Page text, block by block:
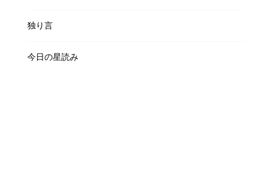
独り言
今日の星読み